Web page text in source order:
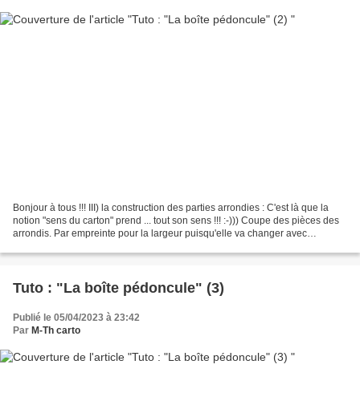
Bonjour à tous !!! III) la construction des parties arrondies : C'est là que la
notion "sens du carton" prend ... tout son sens !!! :-))) Coupe des pièces des
arrondis. Par empreinte pour la largeur puisqu'elle va changer avec
Tuto : "La boîte pédoncule" (3)
Publié le 05/04/2023 à 23:42
Par M-Th carto